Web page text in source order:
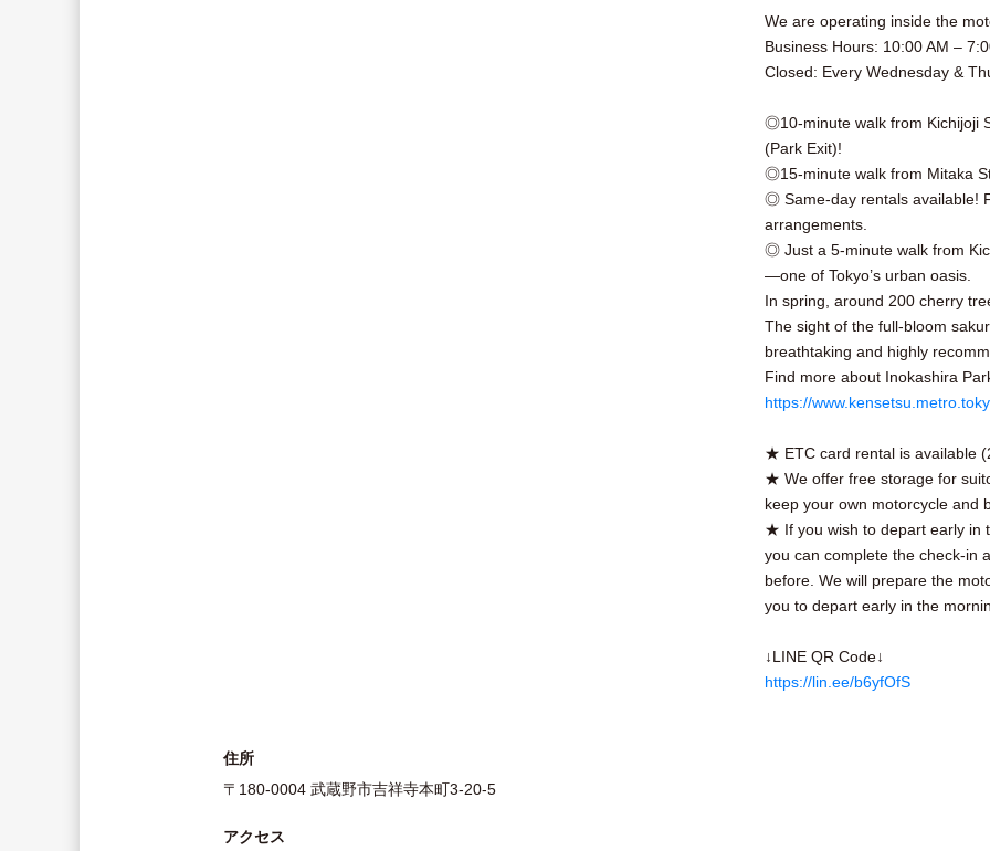
We are operating inside the
Business Hours: 10:00 AM –
Closed: Every Wednesday &
◎10-minute walk from Kichijoji
(Park Exit)!
◎15-minute walk from Mitaka
◎ Same-day rentals available!
arrangements.
◎ Just a 5-minute walk from
—one of Tokyo’s urban oasis.
In spring, around 200 cherry
The sight of the full-bloom
breathtaking and highly
Find more about Inokashira
https://
★ ETC card rental is available
★ We offer free storage for
keep your own motorcycle and
★ If you wish to depart early in
you can complete the check-in
before. We will prepare the
you to depart early in the
↓LINE QR Code↓
https://lin.ee/b6yfOfS
住所
〒180-0004 武蔵野市吉祥寺本町3-20-5
アクセス